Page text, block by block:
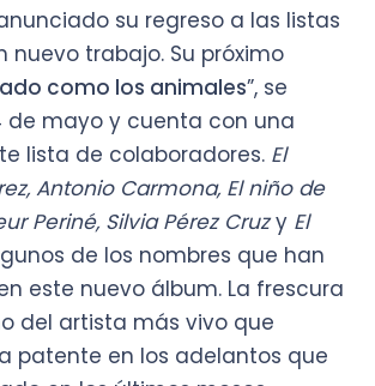
su regreso a las listas
nuevo trabajo. Su próximo
como los animales”, se
de mayo y cuenta con una
lista de colaboradores. El
Antonio Carmona, El niño de
Periné, Silvia Pérez Cruzy El
de los nombres que han
este nuevo álbum. La frescura
del artista más vivo que
patente en los adelantos que